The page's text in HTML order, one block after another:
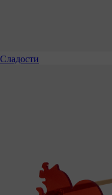
Сладости